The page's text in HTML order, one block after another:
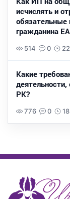
исчислять и
обязательные
гражданина
514 0
Какие
РК?
776 0